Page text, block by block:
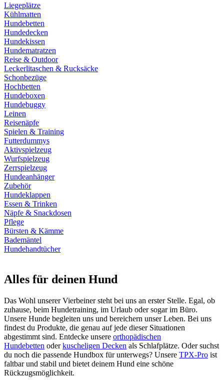
Liegeplätze
Kühlmatten
Hundebetten
Hundedecken
Hundekissen
Hundematratzen
Reise & Outdoor
Leckerlitaschen & Rucksäcke
Schonbezüge
Hochbetten
Hundeboxen
Hundebuggy
Leinen
Reisenäpfe
Spielen & Training
Futterdummys
Aktivspielzeug
Wurfspielzeug
Zerrspielzeug
Hundeanhänger
Zubehör
Hundeklappen
Essen & Trinken
Näpfe & Snackdosen
Pflege
Bürsten & Kämme
Bademäntel
Hundehandtücher
Alles für deinen Hund
Das Wohl unserer Vierbeiner steht bei uns an erster Stelle. Egal, ob
zuhause, beim Hundetraining, im Urlaub oder sogar im Büro.
Unsere Hunde begleiten uns und bereichern unser Leben. Bei uns
findest du Produkte, die genau auf jede dieser Situationen
abgestimmt sind. Entdecke unsere orthopädischen
Hundebetten oderkuscheligen Decken als Schlafplätze. Oder suchst
du noch die passende Hundbox für unterwegs? Unsere TPX-Pro ist
faltbar und stabil und bietet deinem Hund eine schöne
Rückzugsmöglichkeit.